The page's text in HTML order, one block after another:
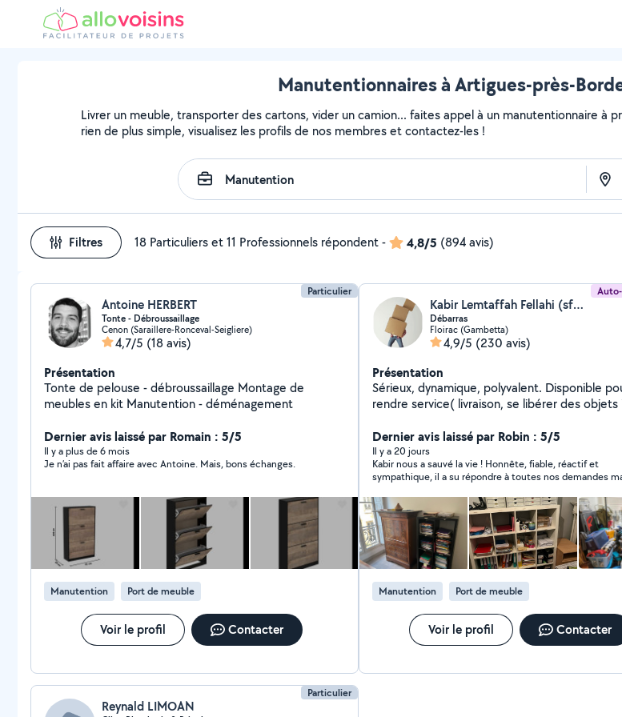
Manutentionnaires à Artigues-près-
Livrer un meuble, transporter des cartons, vider un camion... faites appel à un manutentionnaire à
rien de plus simple, visualisez les profils de nos membres et contactez-les !
Filtres 18 Particuliers et 11 Professionnels répondent- 4,8/5 (894 avis)
Particulier
Antoine HERBERT
Tonte - Débroussaillage
Cenon (Saraillere-Ronceval-Seigliere)
4,7/5 (18 avis)
Présentation
Tonte de pelouse - débroussaillage Montage de
meubles en kit Manutention - déménagement
Dernier avis laissé par Romain : 5/5
Il y a plus de 6 mois
Je n’ai pas fait affaire avec Antoine. Mais, bons échanges.
Manutention Port de meuble
Voir le profil Contacter
Kabir Lemtaffah Fellahi (sfb multiservices)
Débarras
Floirac (Gambetta)
4,9/5 (230 avis)
Présentation
Sérieux, dynamique, polyvalent. Disponible pour vous
rendre service( livraison, se libérer des objets
de garage , maison, grenier, ...).
Dernier avis laissé par Robin : 5/5
Il y a 20 jours
Kabir nous a sauvé la vie ! Honnête, fiable, réactif et
sympathique, il a su répondre à toutes nos demandes
100% à vos côtés, y compris dans les mauvais
Encore mieux, il est force de proposition et trouve des
solutions qui vont au-delà de sa prestation ! Merci encore pour
tout, bonne continuation !
Manutention Port de meuble
Voir le profil Contacter
Particulier
Reynald LIMOAN